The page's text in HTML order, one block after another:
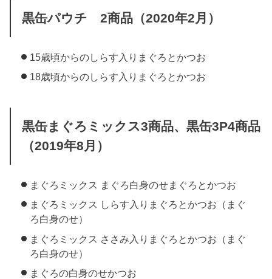
黒缶パウチ 2商品（2020年2月）
15歳頃からのしらす入りまぐろとかつお
18歳頃からのしらす入りまぐろとかつお
黒缶まぐろミックス3商品、黒缶3P4商品
（2019年8月）
まぐろミックス まぐろ白身のせまぐろとかつお
まぐろミックス しらす入りまぐろとかつお（まぐ
ろ白身のせ）
まぐろミックス ささみ入りまぐろとかつお（まぐ
ろ白身のせ）
まぐろの白身のせかつお